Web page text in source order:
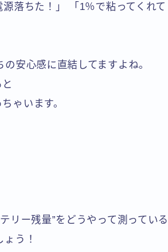
落ちた！」 「1％で粘ってくれて
安心感に直結してますよね。
ゃいます。
リー残量”をどうやって測っている
う！